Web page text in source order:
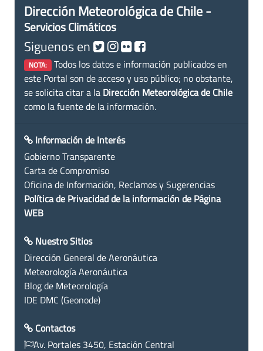
Dirección Meteorológica de Chile -
Servicios Climáticos
Siguenos en
NOTA: Todos los datos e información publicados en
este Portal son de acceso y uso público; no obstante,
se solicita citar a la Dirección Meteorológica de Chile
como la fuente de la información.
Información de Interés
Gobierno Transparente
Carta de Compromiso
Oficina de Información, Reclamos y Sugerencias
Política de Privacidad de la información de Página
WEB
Nuestro Sitios
Dirección General de Aeronáutica
Meteorología Aeronáutica
Blog de Meteorología
IDE DMC (Geonode)
Contactos
Av. Portales 3450, Estación Central